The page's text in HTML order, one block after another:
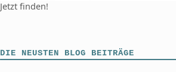
Jetzt finden!
DIE NEUSTEN BLOG BEITRÄGE